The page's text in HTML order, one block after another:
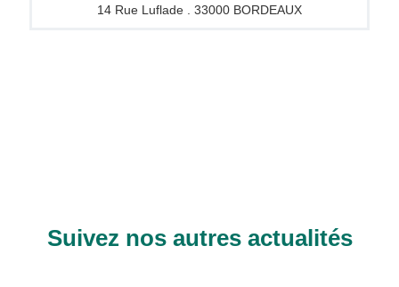
14 Rue Luflade . 33000 BORDEAUX
Suivez nos autres actualités